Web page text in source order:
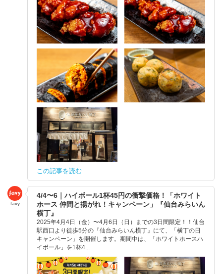
この記事を読む
favy
4/4〜6｜ハイボール1杯45円の衝撃価格！「ホワイト
ホース 仲間と揚がれ！キャンペーン」『仙台みらいん
横丁』
2025年4月4日（金）〜4月6日（日）までの3日間限定！！仙台
駅西口より徒歩5分の『仙台みらいん横丁』にて、「横丁の日
キャンペーン」を開催します。期間中は、「ホワイトホースハ
イボール」を1杯4...